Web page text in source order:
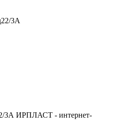
3А
3А ИРПЛАСТ - интернет-